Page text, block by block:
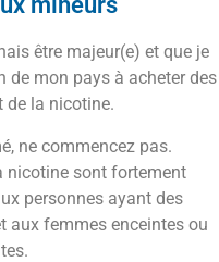
est un concentré
douce et
vape tendre et légère.
de l’arbouse, un
une note
être majeur(e) et que je
de mon pays à acheter des
de la nicotine.
ne commencez pas.
nicotine sont fortement
personnes ayant des
aux femmes enceintes ou